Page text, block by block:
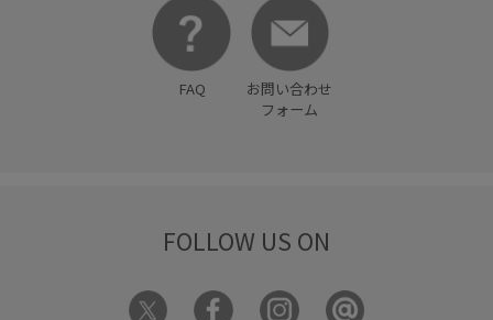
FAQ
お問い合わせ
フォーム
FOLLOW US ON